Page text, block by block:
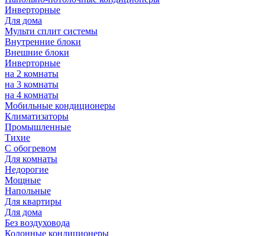
Инверторные
Для дома
Мульти сплит системы
Внутренние блоки
Внешние блоки
Инверторные
на 2 комнаты
на 3 комнаты
на 4 комнаты
Мобильные кондиционеры
Климатизаторы
Промышленные
Тихие
С обогревом
Для комнаты
Недорогие
Мощные
Напольные
Для квартиры
Для дома
Без воздуховода
Колонные кондиционеры